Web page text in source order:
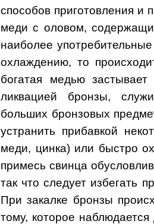
способов приготовления
меди с оловом,
наиболее
охлаждению, то
богатая медью
ликвацией бронзы,
больших бронзовых
устранить прибавкой
меди, цинка) или быстро
примесь свинца
так что следует избегать
При закалке бронзы
тому, которое